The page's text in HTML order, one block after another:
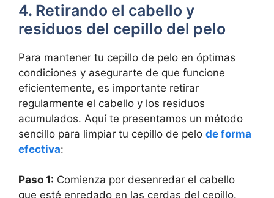
4. Retirando el cabello y
residuos del cepillo del pelo
Para mantener tu cepillo de pelo en óptimas
condiciones y asegurarte de que funcione
eficientemente, es importante retirar
regularmente el cabello y los residuos
acumulados. Aquí te presentamos un método
sencillo para limpiar tu cepillo de pelo de forma
efectiva:
Paso 1: Comienza por desenredar el cabello
que esté enredado en las cerdas del cepillo.